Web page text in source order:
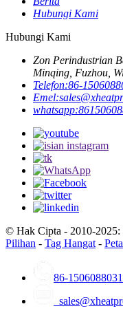
Hubungi Kami
Hubungi Kami
Zon Perindustrian
Minqing, Fuzhou,
Telefon:86-
Emel:
whatsapp:
© Hak Cipta - 2010-2025:
Pilihan - Tag Hangat -
86-